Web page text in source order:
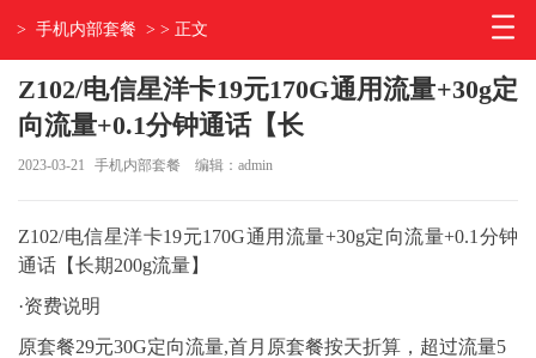
> 手机内部套餐 > > 正文
Z102/电信星洋卡19元170G通用流量+30g定
向流量+0.1分钟通话【长
2023-03-21 手机内部套餐 编辑：admin
Z102/电信星洋卡19元170G通用流量+30g定向流量+0.1分钟
通话【长期200g流量】
·资费说明
原套餐29元30G定向流量,首月原套餐按天折算，超过流量5